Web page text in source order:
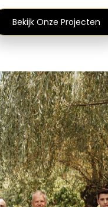
Bekijk Onze Projecten